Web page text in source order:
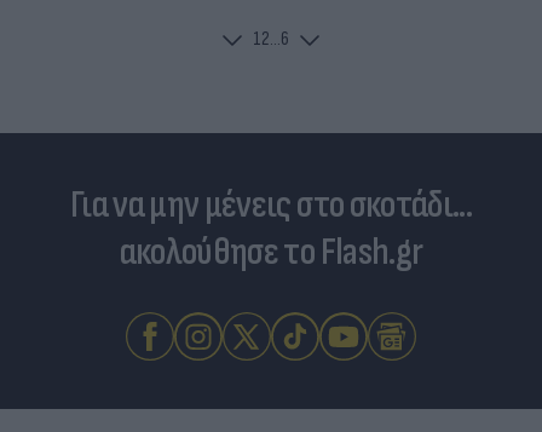
12...6
Για να μην μένεις στο σκοτάδι...
ακολούθησε το Flash.gr